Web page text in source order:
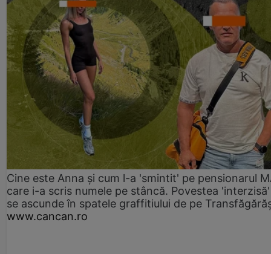
Cine este Anna și cum l-a 'smintit' pe pensionarul
care i-a scris numele pe stâncă. Povestea
se ascunde în spatele graffitiului de pe
www.cancan.ro